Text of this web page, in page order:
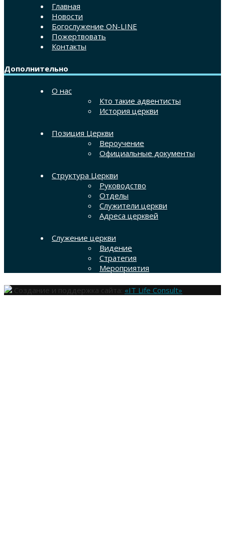
Главная
Новости
Богослужение ON-LINE
Пожертвовать
Контакты
Дополнительно
О нас
Кто такие адвентисты
История церкви
Позиция Церкви
Вероучение
Официальные документы
Структура Церкви
Руководство
Отделы
Служители церкви
Адреса церквей
Служение церкви
Видение
Стратегия
Мероприятия
Создание и поддержка сайта: «IT Life Consult»